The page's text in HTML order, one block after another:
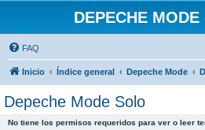
DEPECHE
FAQ
Inicio Índice general Depeche Mode
Depeche Mode Solo
No tiene los permisos requeridos para ver o leer